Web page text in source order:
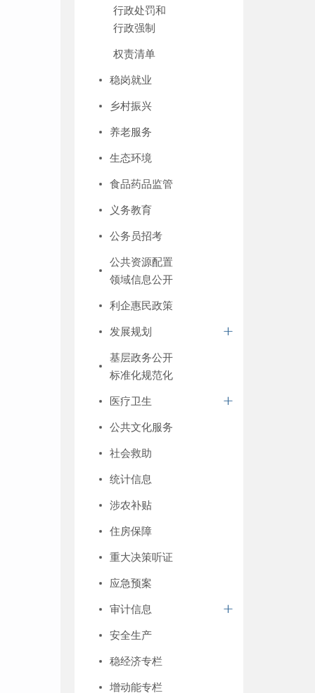
行政处罚和
行政强制
权责清单
稳岗就业
乡村振兴
养老服务
生态环境
食品药品监管
义务教育
公务员招考
公共资源配置
领域信息公开
利企惠民政策
发展规划
基层政务公开
标准化规范化
医疗卫生
公共文化服务
社会救助
统计信息
涉农补贴
住房保障
重大决策听证
应急预案
审计信息
安全生产
稳经济专栏
增动能专栏